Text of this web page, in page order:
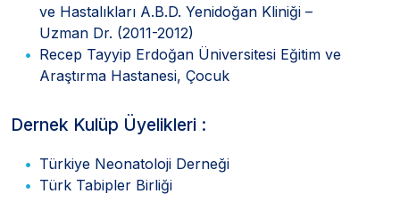
ve Hastalıkları A.B.D. Yenidoğan Kliniği –
Uzman Dr. (2011-2012)
Recep Tayyip Erdoğan Üniversitesi Eğitim ve
Araştırma Hastanesi, Çocuk
Dernek Kulüp Üyelikleri :
Türkiye Neonatoloji Derneği
Türk Tabipler Birliği